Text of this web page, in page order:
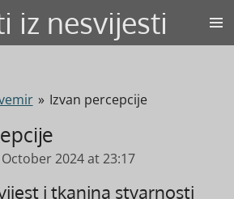
iz nesvijesti
» Izvan percepcije
2024 at 23:17
i tkanina stvarnosti